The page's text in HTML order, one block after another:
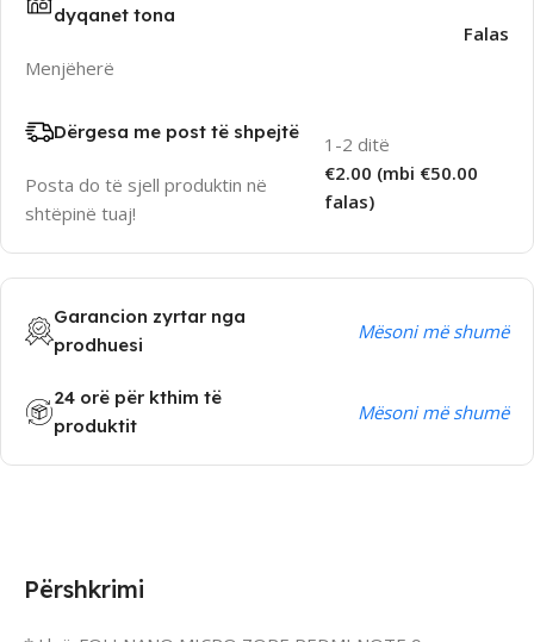
dyqanet tona
Menjëherë
Falas
Dërgesa me post të shpejtë
Posta do të sjell produktin në
shtëpinë tuaj!
1-2 ditë
€2.00 (mbi €50.00
falas)
Garancion zyrtar nga
prodhuesi
Mësoni më shumë
24 orë për kthim të
produktit
Mësoni më shumë
Përshkrimi